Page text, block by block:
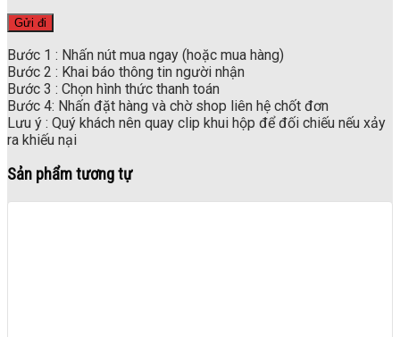
Bước 1 : Nhấn nút mua ngay (hoặc mua hàng)
Bước 2 : Khai báo thông tin người nhận
Bước 3 : Chọn hình thức thanh toán
Bước 4: Nhấn đặt hàng và chờ shop liên hệ chốt đơn
Lưu ý : Quý khách nên quay clip khui hộp để đối chiếu nếu xảy
ra khiếu nại
Sản phẩm tương tự